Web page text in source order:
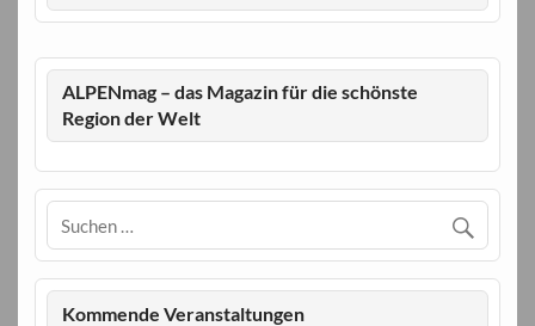
ALPENmag – das Magazin für die schönste
Region der Welt
Kommende Veranstaltungen